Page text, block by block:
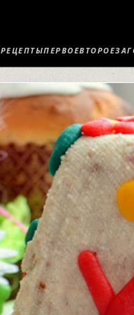
РЕЦЕПТЫПЕРВОЕВТОРОЕ